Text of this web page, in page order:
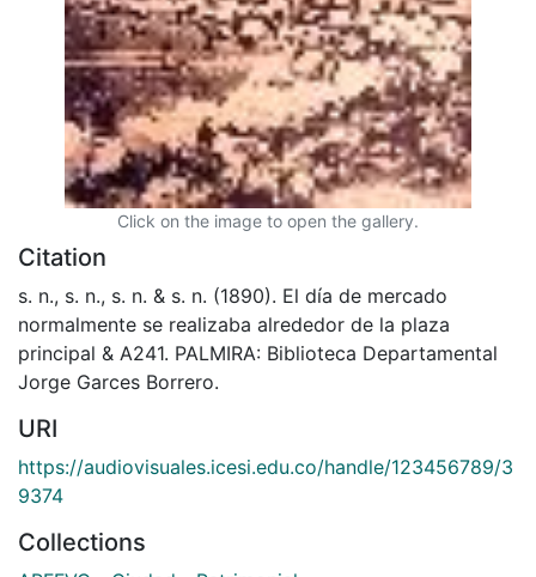
Click on the image to open the gallery.
Citation
s. n., s. n., s. n. & s. n. (1890). El día de mercado
normalmente se realizaba alrededor de la plaza
principal & A241. PALMIRA: Biblioteca Departamental
Jorge Garces Borrero.
URI
https://audiovisuales.icesi.edu.co/handle/123456789/3
9374
Collections